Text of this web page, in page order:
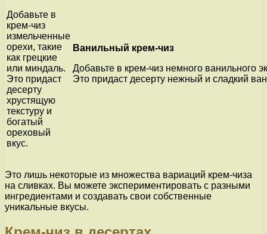
Добавьте в
крем-чиз
измельченные
орехи, такие
как грецкие
или миндаль.
Это придаст
десерту
хрустящую
текстуру и
богатый
ореховый
вкус.
Ванильный крем-чиз
Добавьте в крем-чиз немного ванильного
Это придаст десерту нежный и сладкий
Это лишь некоторые из множества вариаций крем-чиза
на сливках. Вы можете экспериментировать с разными
ингредиентами и создавать свои собственные
уникальные вкусы.